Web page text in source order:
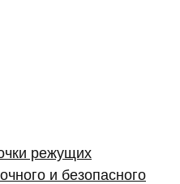
режущих
и безопасного